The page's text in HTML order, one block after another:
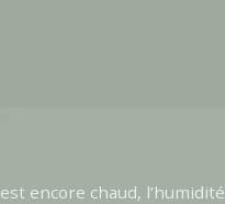
encore chaud, l’humidité